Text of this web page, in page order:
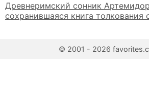
Древнеримский сонник
сохранившаяся книга толкования
© 2001 - 2026